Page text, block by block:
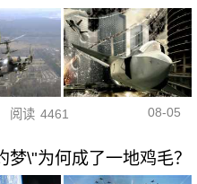
阅读 4461 08-05
\"为何成了一地鸡毛？